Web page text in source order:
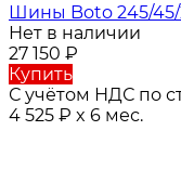
Шины Boto 245/45/
Нет в наличии
27 150 ₽
Купить
С учётом НДС по
4 525 ₽ x 6 мес.